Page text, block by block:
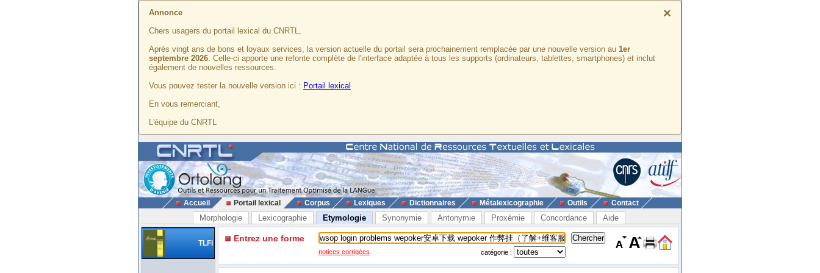
×
Annonce
Chers usagers du portail lexical du CNRTL,
Après vingt ans de bons et loyaux services, la version actuelle du portail sera prochainement remplacée par une nouvelle version au 1er
septembre 2026. Celle-ci apporte une refonte complète de l'interface adaptée à tous les supports (ordinateurs, tablettes, smartphones) et inclut
également de nouvelles ressources.
Vous pouvez tester la nouvelle version ici : Portail lexical
En vous remerciant,
L'équipe du CNRTL
Accueil Portail lexical Corpus Lexiques Dictionnaires Métalexicographie Outils Contact
Morphologie Lexicographie Etymologie Synonymie Antonymie Proxémie Concordance Aide
TLFi Entrez une forme
notices corrigées catégorie :